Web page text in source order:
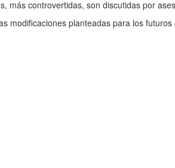
controvertidas, son discutidas por
modificaciones planteadas para los